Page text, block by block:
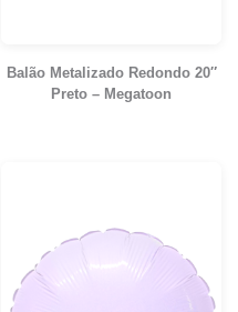
Balão Metalizado Redondo 20″
Preto – Megatoon